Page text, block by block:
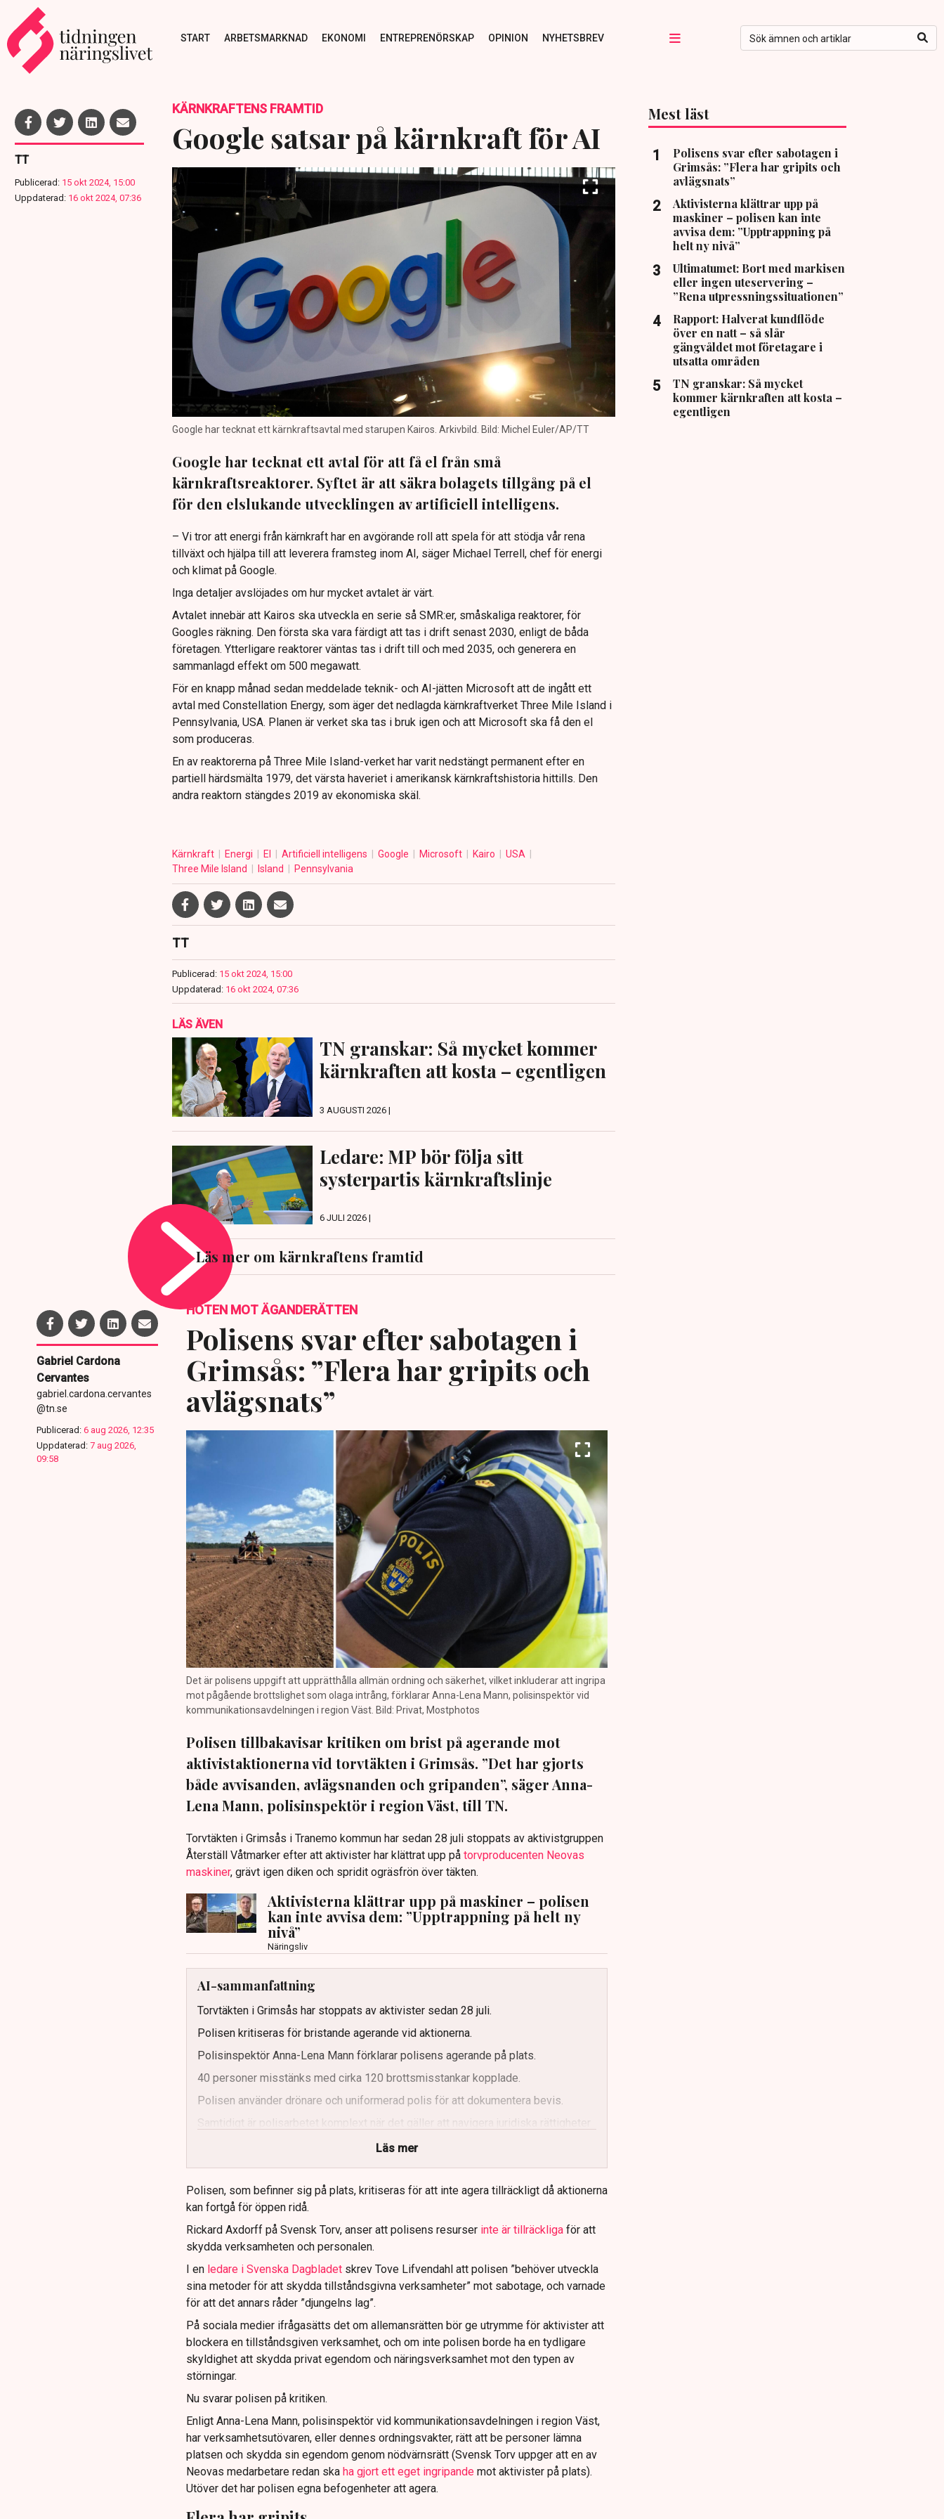
START ARBETSMARKNAD EKONOMI ENTREPRENÖRSKAP OPINION NYHETSBREV
TT
Publicerad: 15 okt 2024, 15:00
Uppdaterad: 16 okt 2024, 07:36
KÄRNKRAFTENS FRAMTID
Google satsar på kärnkraft för AI
Google har tecknat ett kärnkraftsavtal med starupen Kairos. Arkivbild. Bild: Michel Euler/AP/TT
Google har tecknat ett avtal för att få el från små
kärnkraftsreaktorer. Syftet är att säkra bolagets tillgång på el
för den elslukande utvecklingen av artificiell intelligens.
– Vi tror att energi från kärnkraft har en avgörande roll att spela för att stödja vår rena
tillväxt och hjälpa till att leverera framsteg inom AI, säger Michael Terrell, chef för energi
och klimat på Google.
Inga detaljer avslöjades om hur mycket avtalet är värt.
Avtalet innebär att Kairos ska utveckla en serie så SMR:er, småskaliga reaktorer, för
Googles räkning. Den första ska vara färdigt att tas i drift senast 2030, enligt de båda
företagen. Ytterligare reaktorer väntas tas i drift till och med 2035, och generera en
sammanlagd effekt om 500 megawatt.
För en knapp månad sedan meddelade teknik- och AI-jätten Microsoft att de ingått ett
avtal med Constellation Energy, som äger det nedlagda kärnkraftverket Three Mile Island i
Pennsylvania, USA. Planen är verket ska tas i bruk igen och att Microsoft ska få den el
som produceras.
En av reaktorerna på Three Mile Island-verket har varit nedstängt permanent efter en
partiell härdsmälta 1979, det värsta haveriet i amerikansk kärnkraftshistoria hittills. Den
andra reaktorn stängdes 2019 av ekonomiska skäl.
Kärnkraft Energi El Artificiell intelligens Google Microsoft Kairo
USA
Three Mile Island
Island Pennsylvania
TT
Publicerad: 15 okt 2024, 15:00
Uppdaterad: 16 okt 2024, 07:36
LÄS ÄVEN
TN granskar: Så mycket kommer
kärnkraften att kosta – egentligen
3 AUGUSTI 2026 |
Ledare: MP bör följa sitt
systerpartis kärnkraftslinje
6 JULI 2026 |
Läs mer om kärnkraftens framtid
Mest läst
Polisens svar efter sabotagen i
Grimsås: ”Flera har gripits och
avlägsnats”
Aktivisterna klättrar upp på
maskiner – polisen kan inte
avvisa dem: ”Upptrappning på
helt ny nivå”
Ultimatumet: Bort med markisen
eller ingen uteservering –
”Rena utpressningssituationen”
Rapport: Halverat kundflöde
över en natt – så slår
gängvåldet mot företagare i
utsatta områden
TN granskar: Så mycket
kommer kärnkraften att kosta –
egentligen
Gabriel Cardona
Cervantes
gabriel.cardona.cervantes
@tn.se
Publicerad: 6 aug 2026, 12:35
Uppdaterad: 7 aug 2026,
09:58
HOTEN MOT ÄGANDERÄTTEN
Polisens svar efter sabotagen i
Grimsås: ”Flera har gripits och
avlägsnats”
Det är polisens uppgift att upprätthålla allmän ordning och säkerhet, vilket inkluderar att ingripa
mot pågående brottslighet som olaga intrång, förklarar Anna-Lena Mann, polisinspektör vid
kommunikationsavdelningen i region Väst. Bild: Privat, Mostphotos
Polisen tillbakavisar kritiken om brist på agerande mot
aktivistaktionerna vid torvtäkten i Grimsås. ”Det har gjorts
både avvisanden, avlägsnanden och gripanden”, säger Anna-
Lena Mann, polisinspektör i region Väst, till TN.
Torvtäkten i Grimsås i Tranemo kommun har sedan 28 juli stoppats av aktivistgruppen
Återställ Våtmarker efter att aktivister har klättrat upp påtorvproducenten Neovas
maskiner, grävt igen diken och spridit ogräsfrön över täkten.
Aktivisterna klättrar upp på maskiner – polisen
kan inte avvisa dem: ”Upptrappning på helt ny
nivå”
Näringsliv
AI-sammanfattning
Torvtäkten i Grimsås har stoppats av aktivister sedan 28 juli.
Polisen kritiseras för bristande agerande vid aktionerna.
Polisinspektör Anna-Lena Mann förklarar polisens agerande på plats.
40 personer misstänks med cirka 120 brottsmisstankar kopplade.
Polisen använder drönare och uniformerad polis för att dokumentera bevis.
Samtidigt är polisarbetet komplext när det gäller att navigera juridiska rättigheter
Läs mer
Polisen, som befinner sig på plats, kritiseras för att inte agera tillräckligt då aktionerna
kan fortgå för öppen ridå.
Rickard Axdorff på Svensk Torv, anser att polisens resurser inte är tillräckliga för att
skydda verksamheten och personalen.
I en ledare i Svenska Dagbladet skrev Tove Lifvendahl att polisen ”behöver utveckla
sina metoder för att skydda tillståndsgivna verksamheter” mot sabotage, och varnade
för att det annars råder ”djungelns lag”.
På sociala medier ifrågasätts det om allemansrätten bör ge utrymme för aktivister att
blockera en tillståndsgiven verksamhet, och om inte polisen borde ha en tydligare
skyldighet att skydda privat egendom och näringsverksamhet mot den typen av
störningar.
Nu svarar polisen på kritiken.
Enligt Anna-Lena Mann, polisinspektör vid kommunikationsavdelningen i region Väst,
har verksamhetsutövaren, eller dennes ordningsvakter, rätt att be personer lämna
platsen och skydda sin egendom genom nödvärnsrätt (Svensk Torv uppger att en av
Neovas medarbetare redan ska ha gjort ett eget ingripande mot aktivister på plats).
Utöver det har polisen egna befogenheter att agera.